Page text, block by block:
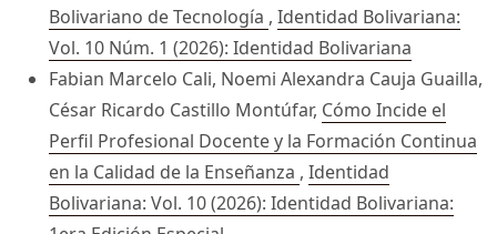
Bolivariano de Tecnología , Identidad Bolivariana:
Vol. 10 Núm. 1 (2026): Identidad Bolivariana
Fabian Marcelo Cali, Noemi Alexandra Cauja Guailla,
César Ricardo Castillo Montúfar, Cómo Incide el
Perfil Profesional Docente y la Formación Continua
en la Calidad de la Enseñanza , Identidad
Bolivariana: Vol. 10 (2026): Identidad Bolivariana: